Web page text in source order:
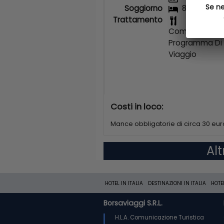
Soggiorno
8/7
Trattamento
Come Da
Programma Di
Viaggio
Costi in loco:
Mance obbligatorie di circa 30
HOTEL IN ITALIA DESTINAZIONI IN ITALIA
Borsaviaggi S.R.L.
H.L.A. Comunicazione Turistica
Se
Se